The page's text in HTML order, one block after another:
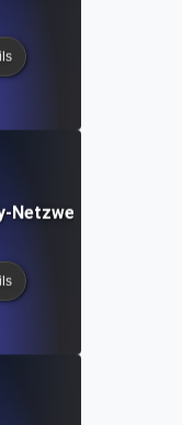
Netzwerk (CDN)?